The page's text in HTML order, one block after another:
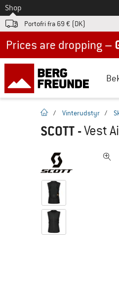
Til
Shop
Portofri fra 69 € (DK)
Hjemmeside
/ Vinterudstyr /
SCOTT -Vest